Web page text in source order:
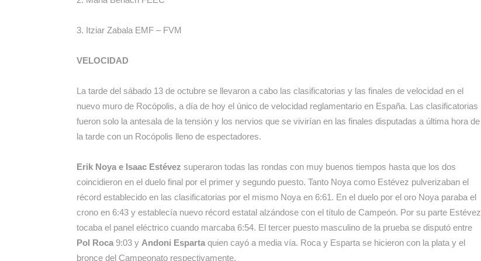
3. Itziar Zabala EMF – FVM
VELOCIDAD
La tarde del sábado 13 de octubre se llevaron a cabo las clasificatorias y las finales de velocidad en el
nuevo muro de Rocópolis, a día de hoy el único de velocidad reglamentario en España. Las clasificatorias
fueron solo la antesala de la tensión y los nervios que se vivirían en las finales disputadas a última hora de
la tarde con un Rocópolis lleno de espectadores.
Erik Noya e Isaac Estévez superaron todas las rondas con muy buenos tiempos hasta que los dos
coincidieron en el duelo final por el primer y segundo puesto. Tanto Noya como Estévez pulverizaban el
récord establecido en las clasificatorias por el mismo Noya en 6:61. En el duelo por el oro Noya paraba el
crono en 6:43 y establecía nuevo récord estatal alzándose con el título de Campeón. Por su parte Estévez
tocaba el panel eléctrico cuando marcaba 6:54. El tercer puesto masculino de la prueba se disputó entre
Pol Roca 9:03 y Andoni Esparta quien cayó a media vía. Roca y Esparta se hicieron con la plata y el
bronce del Campeonato respectivamente.